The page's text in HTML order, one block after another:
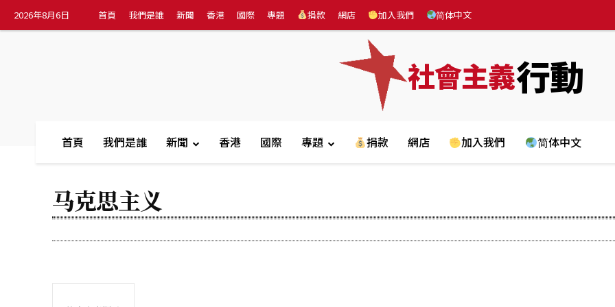
2026年8月6日 首頁 我們是誰 新聞 香港 國際 專題 捐款 網店 加入我們 简体中文
社會主義行動
首頁 我們是誰 新聞 香港 國際 專題 捐款 網店 加入我們 简体中文
马克思主义